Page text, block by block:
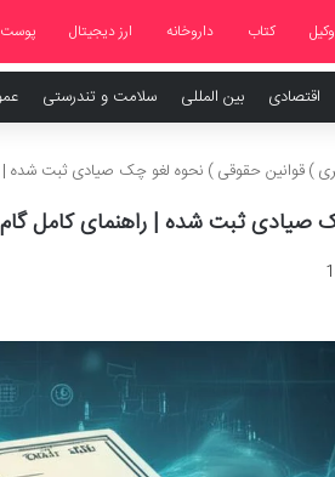
وکیل کتاب داروخانه ارز دیجیتال پوست
اقتصادی بین المللی سلامت و تندرستی
) قوانین حقوقی ) نحوه لغو چک صیادی ثبت شده |
صیادی ثبت شده | راهنمای کامل گام